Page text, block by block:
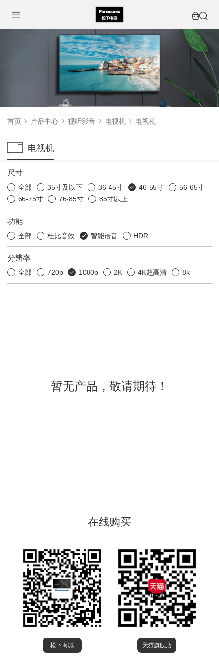
首页 产品中心 视听影音 电视机 电视机
电视机
尺寸
全部 35寸及以下 36-45寸 46-55寸
56-65寸
66-75寸
76-85寸 85寸以上
功能
全部 杜比音效 智能语音 HDR
分辨率
全部 720p 1080p 2K 4K超高清 8k
暂无产品，敬请期待！
在线购买
松下商城 天猫旗舰店